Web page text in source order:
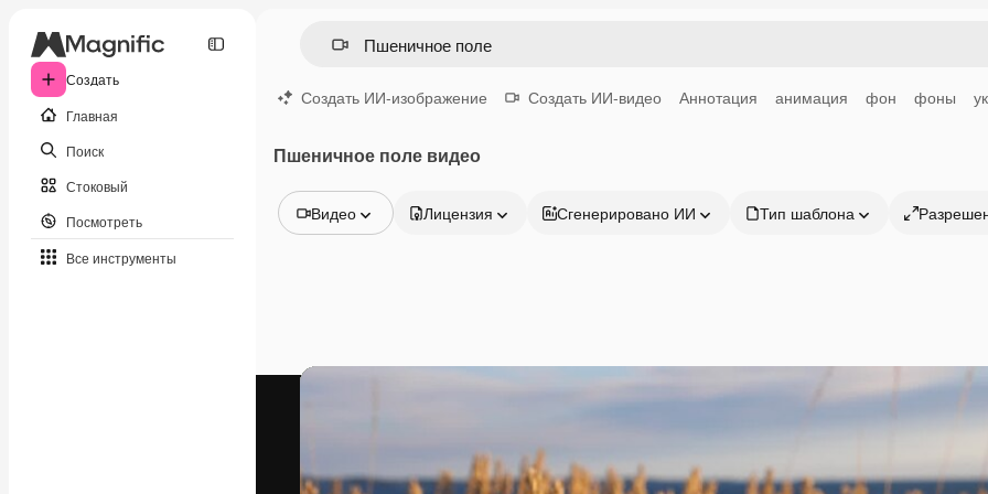
Создать
Главная
Поиск
Стоковый
Посмотреть
Все инструменты
Создать ИИ-изображение Создать ИИ-видео Аннотация анимация фон фоны
Пшеничное поле видео
Видео
Видео
3D-модели
Шрифты
Лицензия Сгенерировано ИИ Тип шаблона
Продукция Начать